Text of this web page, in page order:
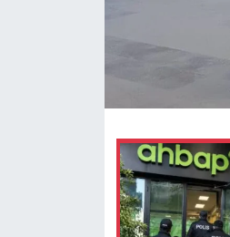
Kültür Sanat
Mecitözü Haberleri
Oğuzlar Haberleri